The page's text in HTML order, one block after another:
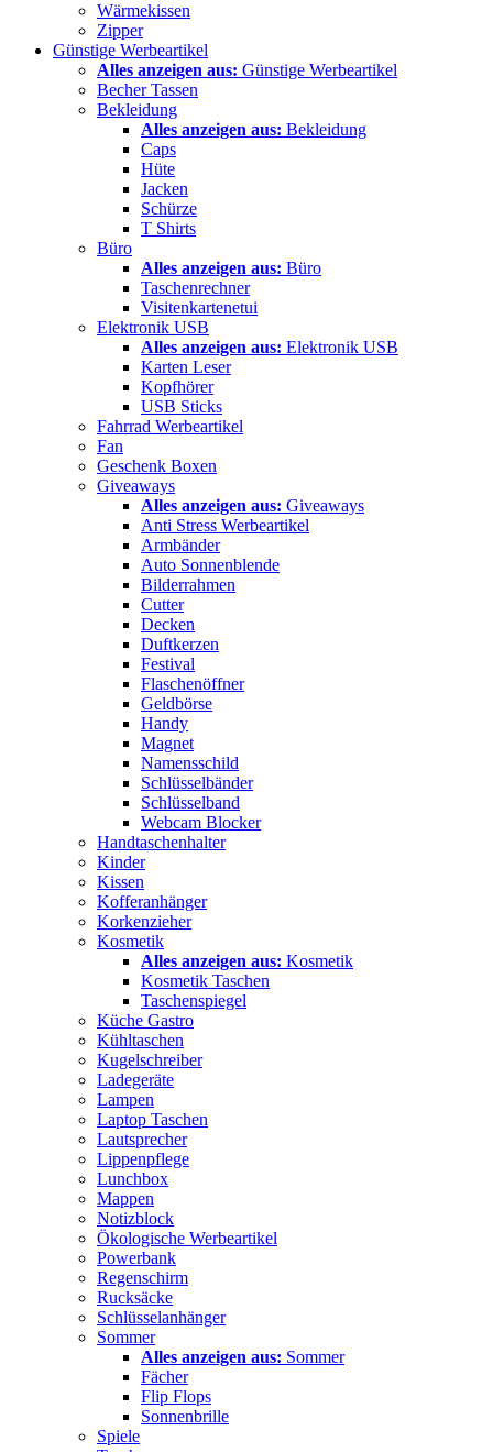
Wärmekissen
Zipper
Günstige Werbeartikel
Alles anzeigen aus: Günstige Werbeartikel
Becher Tassen
Bekleidung
Alles anzeigen aus: Bekleidung
Caps
Hüte
Jacken
Schürze
T Shirts
Büro
Alles anzeigen aus: Büro
Taschenrechner
Visitenkartenetui
Elektronik USB
Alles anzeigen aus: Elektronik USB
Karten Leser
Kopfhörer
USB Sticks
Fahrrad Werbeartikel
Fan
Geschenk Boxen
Giveaways
Alles anzeigen aus: Giveaways
Anti Stress Werbeartikel
Armbänder
Auto Sonnenblende
Bilderrahmen
Cutter
Decken
Duftkerzen
Festival
Flaschenöffner
Geldbörse
Handy
Magnet
Namensschild
Schlüsselbänder
Schlüsselband
Webcam Blocker
Handtaschenhalter
Kinder
Kissen
Kofferanhänger
Korkenzieher
Kosmetik
Alles anzeigen aus: Kosmetik
Kosmetik Taschen
Taschenspiegel
Küche Gastro
Kühltaschen
Kugelschreiber
Ladegeräte
Lampen
Laptop Taschen
Lautsprecher
Lippenpflege
Lunchbox
Mappen
Notizblock
Ökologische Werbeartikel
Powerbank
Regenschirm
Rucksäcke
Schlüsselanhänger
Sommer
Alles anzeigen aus: Sommer
Fächer
Flip Flops
Sonnenbrille
Spiele